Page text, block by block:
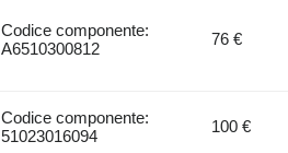
Codice componente:
A6510300812
76 €
Codice componente:
51023016094
100 €